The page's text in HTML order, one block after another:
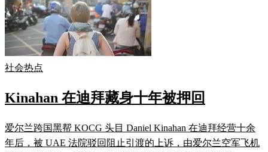
社会热点
Kinahan 在迪拜藏身十年被押回
爱尔兰跨国黑帮 KOCG 头目 Daniel Kinahan 在迪拜经营十余
年后，被 UAE 法院驳回阻止引渡的上诉，由爱尔兰空军飞机